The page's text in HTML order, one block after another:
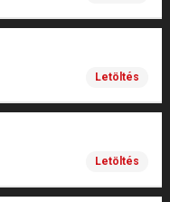
Letöltés
Letöltés